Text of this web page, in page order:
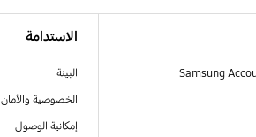
الاستدامة
البيئة
الخصوصية والأمان
إمكانية الوصول